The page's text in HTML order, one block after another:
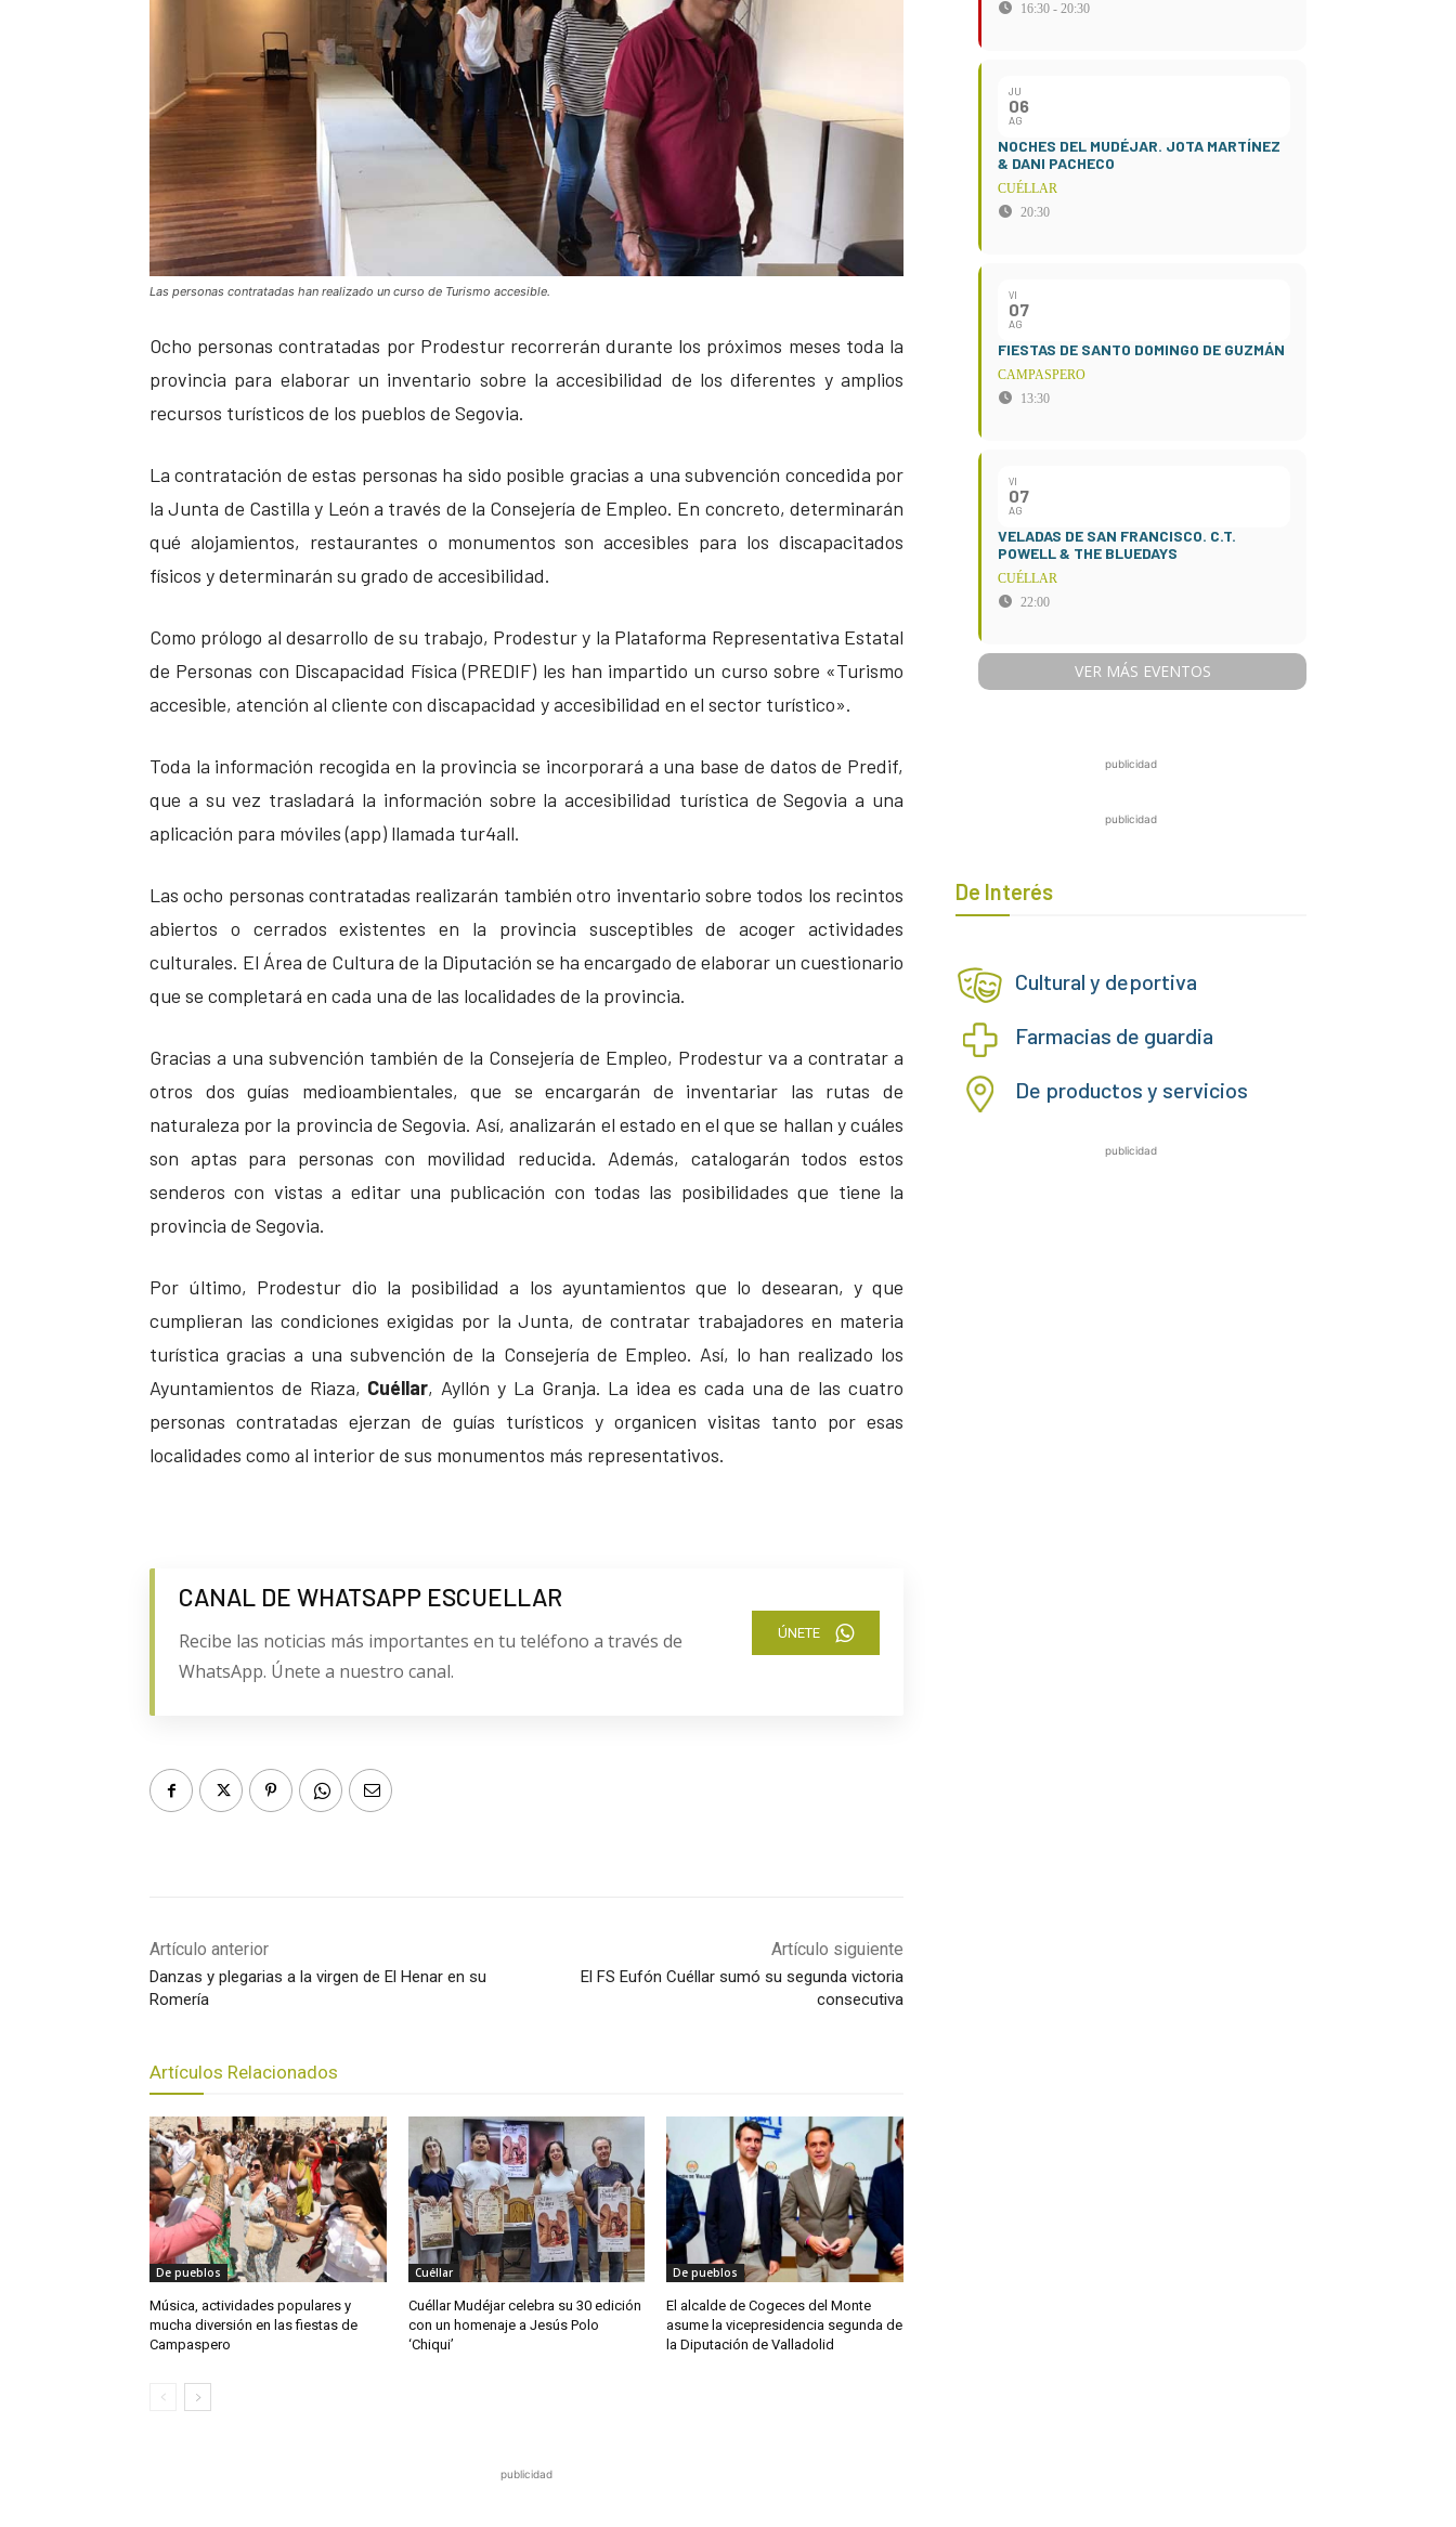
Las personas contratadas han realizado un curso de Turismo accesible.
Ocho personas contratadas por Prodestur recorrerán durante los próximos meses toda la
provincia para elaborar un inventario sobre la accesibilidad de los diferentes y amplios
recursos turísticos de los pueblos de Segovia.
La contratación de estas personas ha sido posible gracias a una subvención concedida por
la Junta de Castilla y León a través de la Consejería de Empleo. En concreto, determinarán
qué alojamientos, restaurantes o monumentos son accesibles para los discapacitados
físicos y determinarán su grado de accesibilidad.
Como prólogo al desarrollo de su trabajo, Prodestur y la Plataforma Representativa Estatal
de Personas con Discapacidad Física (PREDIF) les han impartido un curso sobre «Turismo
accesible, atención al cliente con discapacidad y accesibilidad en el sector turístico».
Toda la información recogida en la provincia se incorporará a una base de datos de Predif,
que a su vez trasladará la información sobre la accesibilidad turística de Segovia a una
aplicación para móviles (app) llamada tur4all.
Las ocho personas contratadas realizarán también otro inventario sobre todos los recintos
abiertos o cerrados existentes en la provincia susceptibles de acoger actividades
culturales. El Área de Cultura de la Diputación se ha encargado de elaborar un cuestionario
que se completará en cada una de las localidades de la provincia.
Gracias a una subvención también de la Consejería de Empleo, Prodestur va a contratar a
otros dos guías medioambientales, que se encargarán de inventariar las rutas de
naturaleza por la provincia de Segovia. Así, analizarán el estado en el que se hallan y cuáles
son aptas para personas con movilidad reducida. Además, catalogarán todos estos
senderos con vistas a editar una publicación con todas las posibilidades que tiene la
provincia de Segovia.
Por último, Prodestur dio la posibilidad a los ayuntamientos que lo desearan, y que
cumplieran las condiciones exigidas por la Junta, de contratar trabajadores en materia
turística gracias a una subvención de la Consejería de Empleo. Así, lo han realizado los
Ayuntamientos de Riaza, Cuéllar, Ayllón y La Granja. La idea es cada una de las cuatro
personas contratadas ejerzan de guías turísticos y organicen visitas tanto por esas
localidades como al interior de sus monumentos más representativos.
CANAL DE WHATSAPP ESCUELLAR
Recibe las noticias más importantes en tu teléfono a través de
WhatsApp. Únete a nuestro canal.
ÚNETE
Artículo anterior
Danzas y plegarias a la virgen de El Henar en su
Romería
Artículo siguiente
El FS Eufón Cuéllar sumó su segunda victoria
consecutiva
Artículos Relacionados
De pueblos
Música, actividades populares y
mucha diversión en las fiestas de
Campaspero
Cuéllar
Cuéllar Mudéjar celebra su 30 edición
con un homenaje a Jesús Polo
‘Chiqui’
De pueblos
El alcalde de Cogeces del Monte
asume la vicepresidencia segunda de
la Diputación de Valladolid
publicidad
16:30 - 20:30
JU
06
AG
NOCHES DEL MUDÉJAR. JOTA MARTÍNEZ
& DANI PACHECO
CUÉLLAR
20:30
VI
07
AG
FIESTAS DE SANTO DOMINGO DE GUZMÁN
CAMPASPERO
13:30
VI
07
AG
VELADAS DE SAN FRANCISCO. C.T.
POWELL & THE BLUEDAYS
CUÉLLAR
22:00
VER MÁS EVENTOS
publicidad
publicidad
De Interés
Cultural y deportiva
Farmacias de guardia
De productos y servicios
publicidad